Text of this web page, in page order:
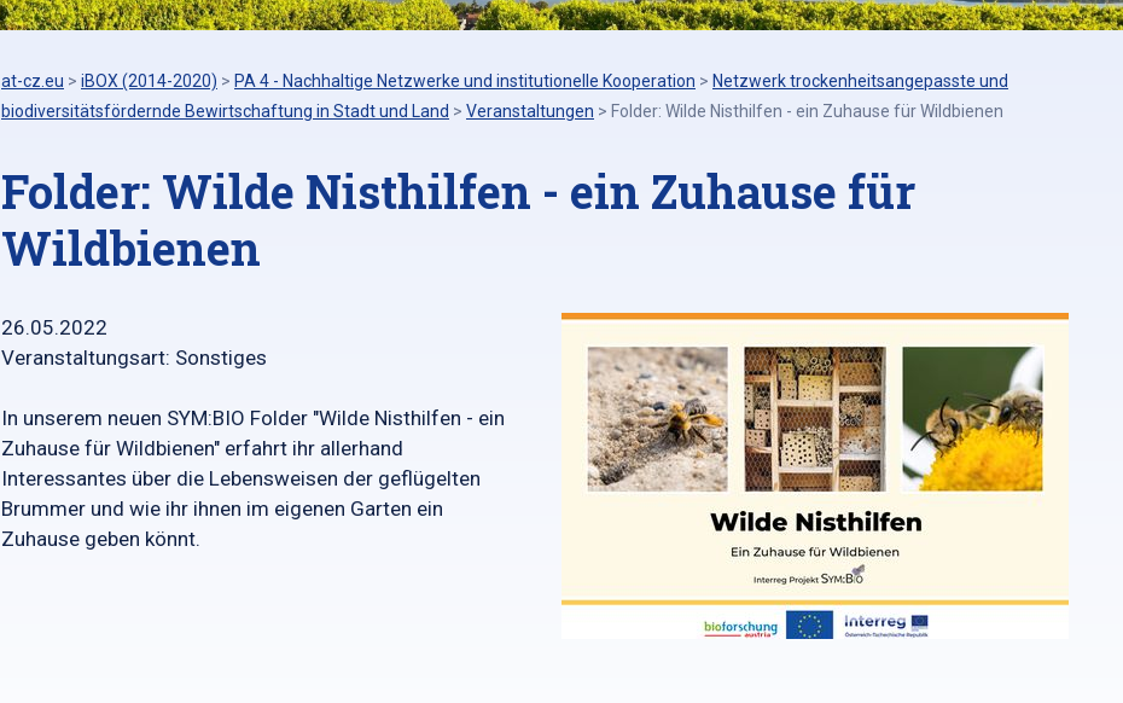
at-cz.eu > iBOX (2014-2020) > PA 4 - Nachhaltige Netzwerke und institutionelle Kooperation > Netzwerk trockenheitsangepasste und
biodiversitätsfördernde Bewirtschaftung in Stadt und Land > Veranstaltungen > Folder: Wilde Nisthilfen - ein Zuhause für Wildbienen
Folder: Wilde Nisthilfen - ein Zuhause für
Wildbienen
26.05.2022
Veranstaltungsart: Sonstiges
In unserem neuen SYM:BIO Folder "Wilde Nisthilfen - ein
Zuhause für Wildbienen" erfahrt ihr allerhand
Interessantes über die Lebensweisen der geflügelten
Brummer und wie ihr ihnen im eigenen Garten ein
Zuhause geben könnt.